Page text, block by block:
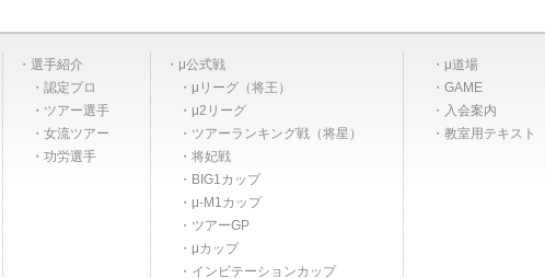
選手紹介
認定プロ
ツアー選手
女流ツアー
功労選手
μ公式戦
μリーグ（将王）
μ2リーグ
ツアーランキング戦（将星）
将妃戦
BIG1カップ
μ-M1カップ
ツアーGP
μカップ
インビテーションカップ
μ道場
GAME
入会案内
教室用テキスト